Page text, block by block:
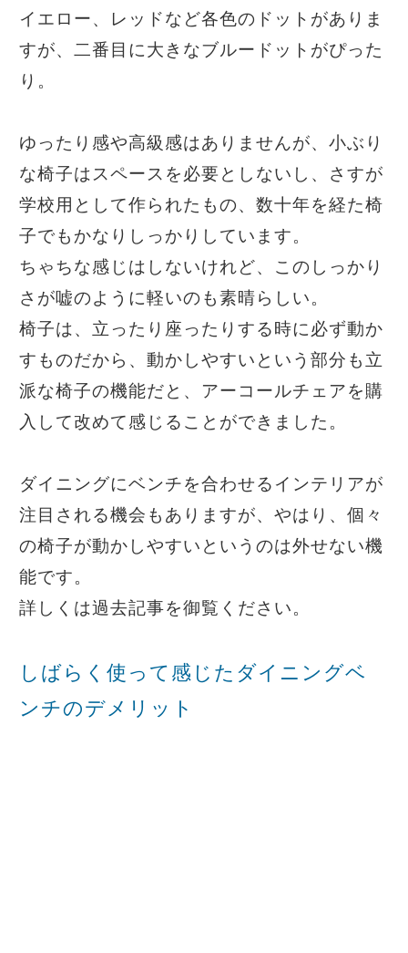
イエロー、レッドなど各色のドットがありま
すが、二番目に大きなブルードットがぴった
り。
ゆったり感や高級感はありませんが、小ぶり
な椅子はスペースを必要としないし、さすが
学校用として作られたもの、数十年を経た椅
子でもかなりしっかりしています。
ちゃちな感じはしないけれど、このしっかり
さが嘘のように軽いのも素晴らしい。
椅子は、立ったり座ったりする時に必ず動か
すものだから、動かしやすいという部分も立
派な椅子の機能だと、アーコールチェアを購
入して改めて感じることができました。
ダイニングにベンチを合わせるインテリアが
注目される機会もありますが、やはり、個々
の椅子が動かしやすいというのは外せない機
能です。
詳しくは過去記事を御覧ください。
しばらく使って感じたダイニングベ
ンチのデメリット